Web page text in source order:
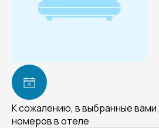
К сожалению, в выбранные
номеров в отеле